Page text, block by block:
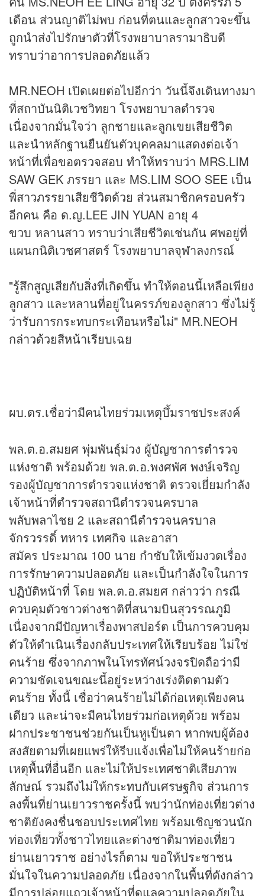
เดือน ส่วนญาติไม่พบ ก่อนที่ตนและลูกสาวจะขึ้น
ถูกนำส่งไปรักษาตัวที่โรงพยาบาลรามาธิบดี
ทราบว่าอาการปลอดภัยแล้ว
MR.NEOH เปิดเผยต่อไปอีกว่า วันนี้จึงเดินทางมา
ที่สถาบันนิติเวชวิทยา โรงพยาบาลตำรวจ
เนื่องจากมั่นใจว่า ลูกชายและลูกเขยเสียชีวิต
และนำหลักฐานยืนยันตัวบุคคลมาแสดงต่อเจ้า
หน้าที่เพื่อขอตรวจสอบ ทำให้ทราบว่า MRS.LIM
SAW GEK ภรรยา และ MS.LIM SOO SEE เป็น
พี่สาวภรรยาเสียชีวิตด้วย ส่วนสมาชิกครอบครัว
อีกคน คือ ด.ญ.LEE JIN YUAN อายุ 4
ขวบ หลานสาว ทราบว่าเสียชีวิตเช่นกัน ศพอยู่ที่
แผนกนิติเวชศาสตร์ โรงพยาบาลจุฬาลงกรณ์
"รู้สึกสูญเสียกับสิ่งที่เกิดขึ้น ทำให้ตอนนี้เหลือเพียง
ลูกสาว และหลานที่อยู่ในครรภ์ของลูกสาว ซึ่งไม่รู้
ว่ารับการกระทบกระเทือนหรือไม่" MR.NEOH
กล่าวด้วยสีหน้าเรียบเฉย
ผบ.ตร.เชื่อว่ามีคนไทยร่วมเหตุบึ้มราชประสงค์
พล.ต.อ.สมยศ พุ่มพันธุ์ม่วง ผู้บัญชาการตํารวจ
แห่งชาติ พร้อมด้วย พล.ต.อ.พงศพัศ พงษ์เจริญ
รองผู้บัญชาการตำรวจแห่งชาติ ตรวจเยี่ยมกำลัง
เจ้าหน้าที่ตำรวจสถานีตำรวจนครบาล
พลับพลาไชย 2 และสถานีตำรวจนครบาล
จักรวรรดิ์ ทหาร เทศกิจ และอาสา
สมัคร ประมาณ 100 นาย กำชับให้เข้มงวดเรื่อง
การรักษาความปลอดภัย และเป็นกำลังใจในการ
ปฏิบัติหน้าที่ โดย พล.ต.อ.สมยศ กล่าวว่า กรณี
ควบคุมตัวชาวต่างชาติที่สนามบินสุวรรณภูมิ
เนื่องจากมีปัญหาเรื่องพาสปอร์ต เป็นการควบคุม
ตัวให้ดำเนินเรื่องกลับประเทศให้เรียบร้อย ไม่ใช่
คนร้าย ซึ่งจากภาพในโทรทัศน์วงจรปิดถือว่ามี
ความชัดเจนขณะนี้อยู่ระหว่างเร่งติดตามตัว
คนร้าย ทั้งนี้ เชื่อว่าคนร้ายไม่ได้ก่อเหตุเพียงคน
เดียว และน่าจะมีคนไทยร่วมก่อเหตุด้วย พร้อม
ฝากประชาชนช่วยกันเป็นหูเป็นตา หากพบผู้ต้อง
สงสัยตามที่เผยแพร่ให้รีบแจ้งเพื่อไม่ให้คนร้ายก่อ
เหตุพื้นที่อื่นอีก และไม่ให้ประเทศชาติเสียภาพ
ลักษณ์ รวมถึงไม่ให้กระทบกับเศรษฐกิจ ส่วนการ
ลงพื้นที่ย่านเยาวราชครั้งนี้ พบว่านักท่องเที่ยวต่าง
ชาติยังคงชื่นชอบประเทศไทย พร้อมเชิญชวนนัก
ท่องเที่ยวทั้งชาวไทยและต่างชาติมาท่องเที่ยว
ย่านเยาวราช อย่างไรก็ตาม ขอให้ประชาชน
มั่นใจในความปลอดภัย เนื่องจากในพื้นที่ดังกล่าว
มีการปล่อยแถวเจ้าหน้าที่ดูแลความปลอดภัยใน